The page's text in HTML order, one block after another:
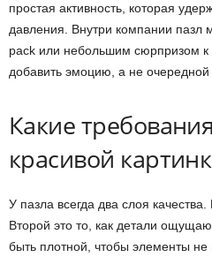
простая активность, которая
давления. Внутри компании пазл
pack или небольшим сюрпризом к
добавить эмоцию, а не очередной
Какие
красивой
У пазла всегда два слоя
Второй это то, как детали
быть плотной, чтобы элементы не